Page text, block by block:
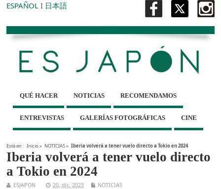
ESPAÑOL I 日本語
QUÉ HACER NOTICIAS RECOMENDAMOS
ENTREVISTAS GALERÍAS FOTOGRÁFICAS CINE
Está en : Inicio» NOTICIAS» Iberia volverá a tener vuelo directo a Tokio en 2024
Iberia volverá a tener vuelo directo
a Tokio en 2024
ESJAPON 20, dic, 2023 NOTICIAS